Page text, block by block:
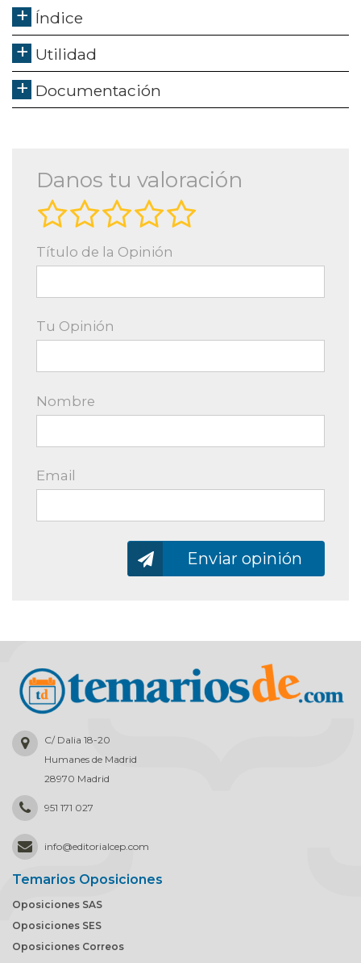
Índice
Utilidad
Documentación
Danos tu valoración
Título de la Opinión
Tu Opinión
Nombre
Email
Enviar opinión
C/ Dalia 18-20
Humanes de Madrid
28970 Madrid
951 171 027
info@editorialcep.com
Temarios Oposiciones
Oposiciones SAS
Oposiciones SES
Oposiciones Correos